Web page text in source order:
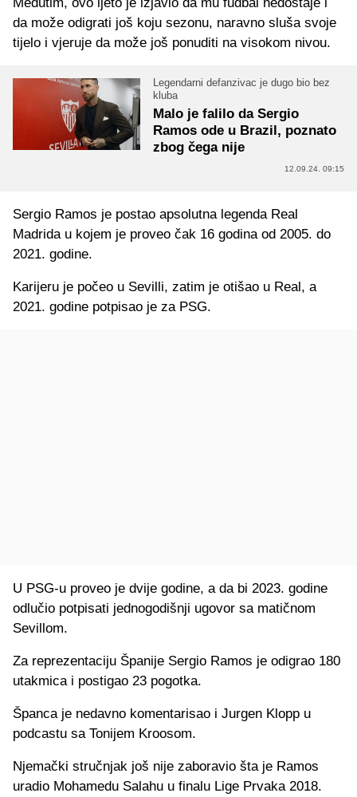
da može odigrati još koju sezonu, naravno sluša svoje
tijelo i vjeruje da može još ponuditi na visokom nivou.
Legendarni defanzivac je dugo bio bez
kluba
Malo je falilo da Sergio
Ramos ode u Brazil, poznato
zbog čega nije
12.09.24. 09:15
Sergio Ramos je postao apsolutna legenda Real
Madrida u kojem je proveo čak 16 godina od 2005. do
2021. godine.
Karijeru je počeo u Sevilli, zatim je otišao u Real, a
2021. godine potpisao je za PSG.
U PSG-u proveo je dvije godine, a da bi 2023. godine
odlučio potpisati jednogodišnji ugovor sa matičnom
Sevillom.
Za reprezentaciju Španije Sergio Ramos je odigrao 180
utakmica i postigao 23 pogotka.
Španca je nedavno komentarisao i Jurgen Klopp u
podcastu sa Tonijem Kroosom.
Njemački stručnjak još nije zaboravio šta je Ramos
uradio Mohamedu Salahu u finalu Lige Prvaka 2018.